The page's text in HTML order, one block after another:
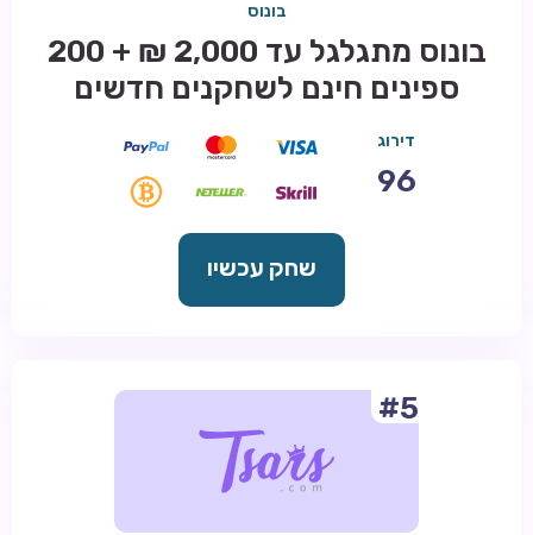
בונוס
בונוס מתגלגל עד 2,000 ₪ + 200
ספינים חינם לשחקנים חדשים
דירוג
96
שחק עכשיו
#5